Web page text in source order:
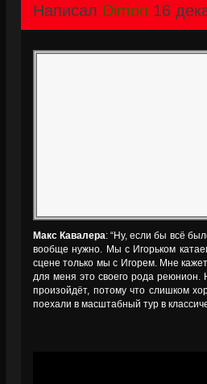
Написал Dimon 16
Макс Кавалера: “Ну, если бы всё
вообще нужно. Мы с Игорьком
сцене только мы с Игорем. Мне
для меня это своего рода реюнион.
произойдёт, потому что слишком
поехали в масштабный тур в